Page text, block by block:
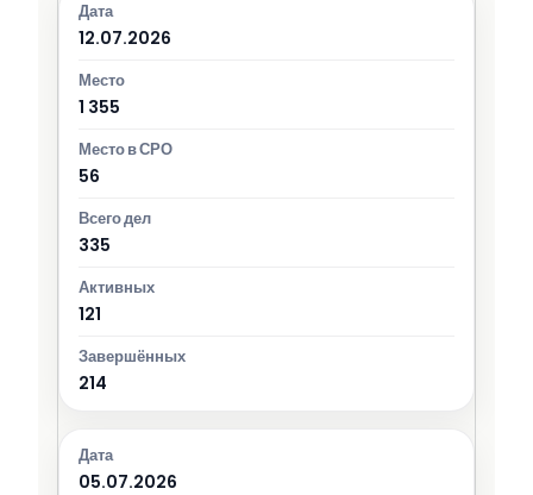
12.07.2026
1 355
56
335
121
214
05.07.2026